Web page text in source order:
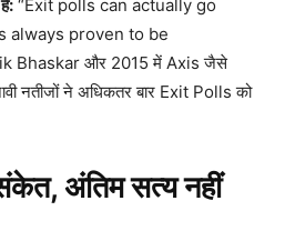
“Exit polls can actually go
always proven to be
Bhaskar और 2015 में Axis जैसे
नतीजों ने अधिकतर बार Exit Polls को
अंतिम सत्य नहीं